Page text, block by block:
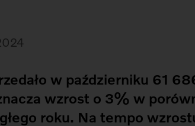
w październiku 61
wzrost o 3% w
roku. Na tempo